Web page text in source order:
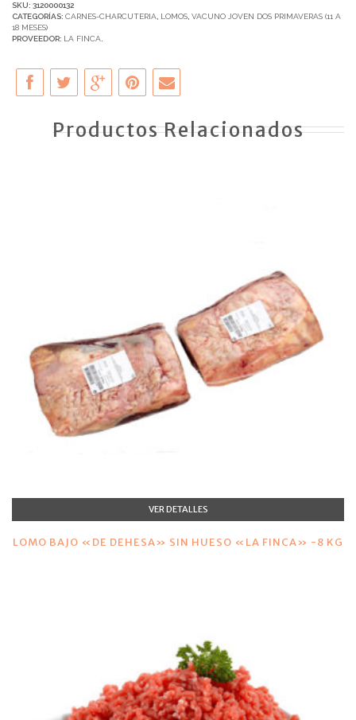
SKU: 3120000132
CATEGORÍAS: CARNES-CHARCUTERIA LOMOS VACUNO JOVEN DOS PRIMAVERAS (11 A
18 MESES)
PROVEEDOR: LA FINCA
Productos Relacionados
VER DETALLES
LOMO BAJO «DE DEHESA» SIN HUESO «LA FINCA» -8 KG